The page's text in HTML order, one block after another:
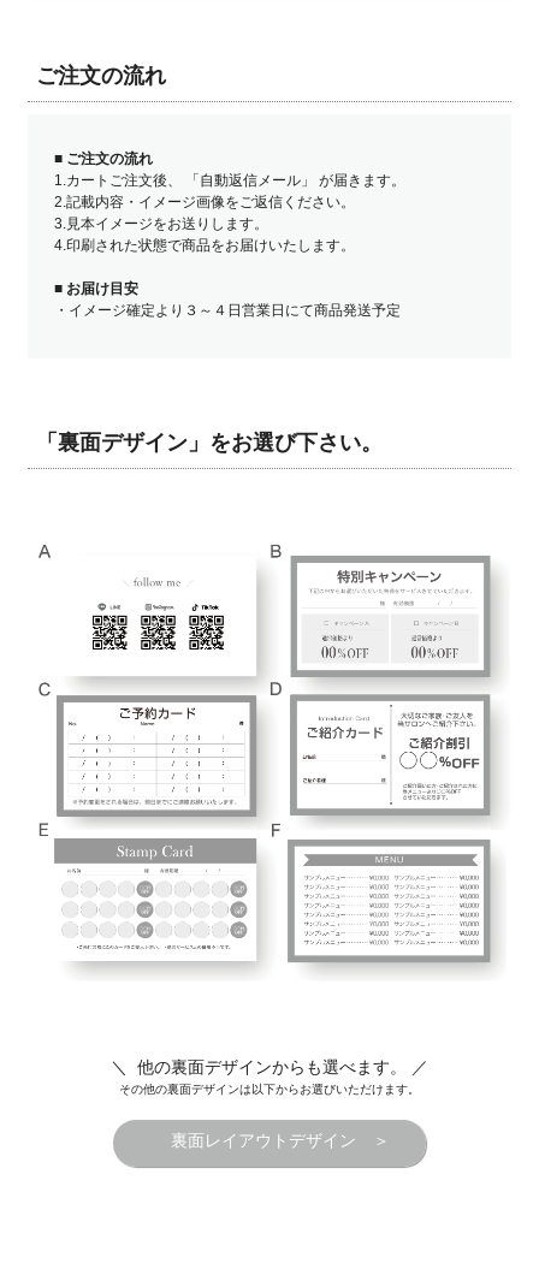
ご注文の流れ
■ ご注文の流れ
1.カートご注文後、 「自動返信メール」 が届きます。
2.記載内容・イメージ画像をご返信ください。
3.見本イメージをお送りします。
4.印刷された状態で商品をお届けいたします。
■ お届け目安
・イメージ確定より３～４日営業日にて商品発送予定
「裏面デザイン」をお選び下さい。
＼ 他の裏面デザインからも選べます。 ／
その他の裏面デザインは以下からお選びいただけます。
裏面レイアウトデザイン ＞